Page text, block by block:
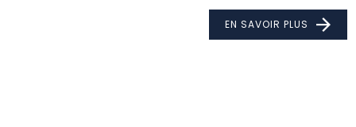
EN SAVOIR PLUS